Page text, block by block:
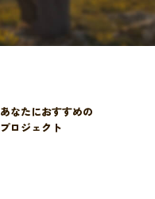
あなたにおすすめの
プロジェクト